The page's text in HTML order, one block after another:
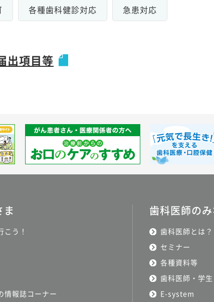
各種歯科健診対応 急患対応
出項目等
ま
こう！
情報誌コーナー
歯科医師の
歯科医師とは？
セミナー
各種資料等
歯科医師・学生
E-system